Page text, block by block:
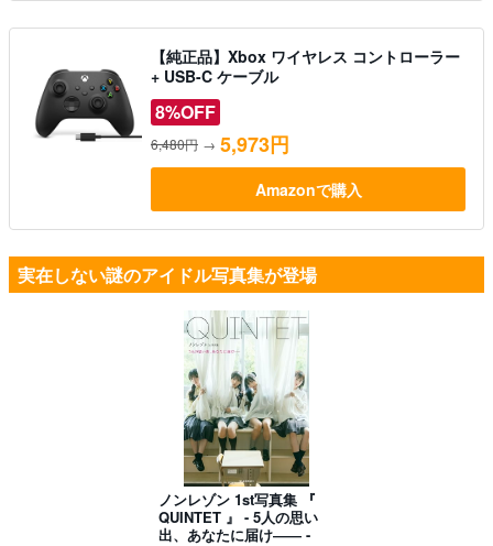
【純正品】Xbox ワイヤレス コントローラー
+ USB-C ケーブル
8%OFF
6,480円 → 5,973円
Amazonで購入
実在しない謎のアイドル写真集が登場
ノンレゾン 1st写真集 『
QUINTET 』 - 5人の思い
出、あなたに届け―― -